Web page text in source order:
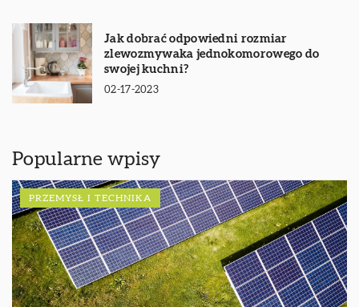
Jak dobrać odpowiedni rozmiar
zlewozmywaka jednokomorowego do
swojej kuchni?
02-17-2023
Popularne wpisy
PRZEMYSŁ I TECHNIKA